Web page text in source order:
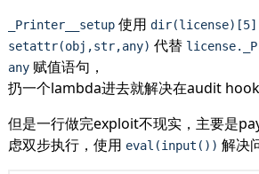
_Printer__setup使用 dir(license)[5]
setattr(obj,str,any) 代替
any赋值语句，
扔一个lambda进去就解决在audit
但是一行做完exploit不现实，主要是
虑双步执行，使用 eval(input()) 解决